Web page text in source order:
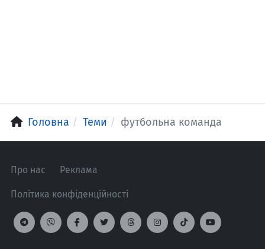
Головна Теми футбольна команда
Про нас Реклама
Політика конфіденційності